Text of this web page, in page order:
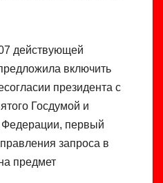
действующей
включить
президента с
Госдумой и
первый
запроса в
предмет